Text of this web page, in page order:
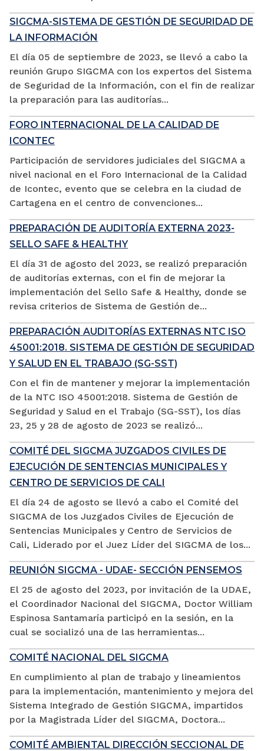
SIGCMA-SISTEMA DE GESTIÓN DE SEGURIDAD DE
LA INFORMACIÓN
El día 05 de septiembre de 2023, se llevó a cabo la
reunión Grupo SIGCMA con los expertos del Sistema
de Seguridad de la Información, con el fin de realizar
la preparación para las auditorías...
FORO INTERNACIONAL DE LA CALIDAD DE
ICONTEC
Participación de servidores judiciales del SIGCMA a
nivel nacional en el Foro Internacional de la Calidad
de Icontec, evento que se celebra en la ciudad de
Cartagena en el centro de convenciones...
PREPARACIÓN DE AUDITORÍA EXTERNA 2023-
SELLO SAFE & HEALTHY
El día 31 de agosto del 2023, se realizó preparación
de auditorías externas, con el fin de mejorar la
implementación del Sello Safe & Healthy, donde se
revisa criterios de Sistema de Gestión de...
PREPARACIÓN AUDITORÍAS EXTERNAS NTC ISO
45001:2018. SISTEMA DE GESTIÓN DE SEGURIDAD
Y SALUD EN EL TRABAJO (SG-SST)
Con el fin de mantener y mejorar la implementación
de la NTC ISO 45001:2018. Sistema de Gestión de
Seguridad y Salud en el Trabajo (SG-SST), los días
23, 25 y 28 de agosto de 2023 se realizó...
COMITÉ DEL SIGCMA JUZGADOS CIVILES DE
EJECUCIÓN DE SENTENCIAS MUNICIPALES Y
CENTRO DE SERVICIOS DE CALI
El día 24 de agosto se llevó a cabo el Comité del
SIGCMA de los Juzgados Civiles de Ejecución de
Sentencias Municipales y Centro de Servicios de
Cali, Liderado por el Juez Líder del SIGCMA de los...
REUNIÓN SIGCMA - UDAE- SECCIÓN PENSEMOS
El 25 de agosto del 2023, por invitación de la UDAE,
el Coordinador Nacional del SIGCMA, Doctor William
Espinosa Santamaría participó en la sesión, en la
cual se socializó una de las herramientas...
COMITÉ NACIONAL DEL SIGCMA
En cumplimiento al plan de trabajo y lineamientos
para la implementación, mantenimiento y mejora del
Sistema Integrado de Gestión SIGCMA, impartidos
por la Magistrada Líder del SIGCMA, Doctora...
COMITÉ AMBIENTAL DIRECCIÓN SECCIONAL DE